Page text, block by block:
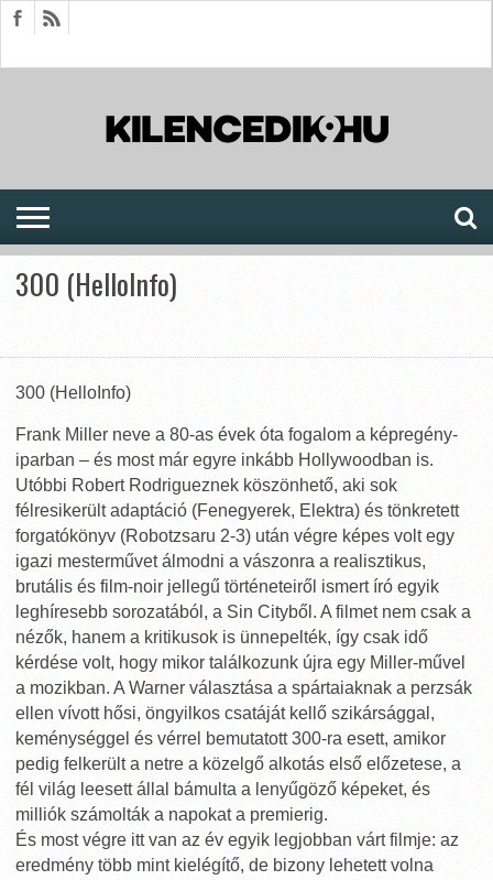
300 (HelloInfo)
300 (HelloInfo)
Frank Miller neve a 80-as évek óta fogalom a képregény-
iparban – és most már egyre inkább Hollywoodban is.
Utóbbi Robert Rodrigueznek köszönhető, aki sok
félresikerült adaptáció (Fenegyerek, Elektra) és tönkretett
forgatókönyv (Robotzsaru 2-3) után végre képes volt egy
igazi mesterművet álmodni a vászonra a realisztikus,
brutális és film-noir jellegű történeteiről ismert író egyik
leghíresebb sorozatából, a Sin Cityből. A filmet nem csak a
nézők, hanem a kritikusok is ünnepelték, így csak idő
kérdése volt, hogy mikor találkozunk újra egy Miller-művel
a mozikban. A Warner választása a spártaiaknak a perzsák
ellen vívott hősi, öngyilkos csatáját kellő szikársággal,
keménységgel és vérrel bemutatott 300-ra esett, amikor
pedig felkerült a netre a közelgő alkotás első előzetese, a
fél világ leesett állal bámulta a lenyűgöző képeket, és
milliók számolták a napokat a premierig.
És most végre itt van az év egyik legjobban várt filmje: az
eredmény több mint kielégítő, de bizony lehetett volna